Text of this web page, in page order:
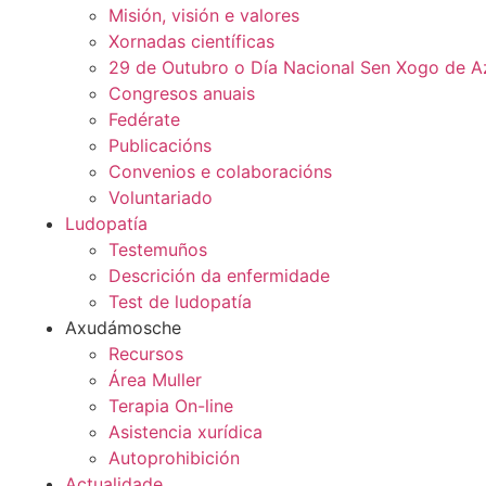
Misión, visión e valores
Xornadas científicas
29 de Outubro o Día Nacional Sen Xogo de
Congresos anuais
Fedérate
Publicacións
Convenios e colaboracións
Voluntariado
Ludopatía
Testemuños
Descrición da enfermidade
Test de ludopatía
Axudámosche
Recursos
Área Muller
Terapia On-line
Asistencia xurídica
Autoprohibición